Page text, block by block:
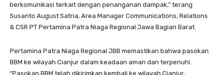
berkomunikasi terkait dengan penanganan dampak,” terang
Susanto August Satria, Area Manager Communications, Relations
& CSR PT Pertamina Patra Niaga Regional Jawa Bagian Barat.
Pertamina Patra Niaga Regional JBB memastikan bahwa pasokan
BBM ke wilayah Cianjur dalam keadaan aman dan terpenuhi.
“Pasokan BBM telah dikirimkan kembali ke wilayah Cianjur,